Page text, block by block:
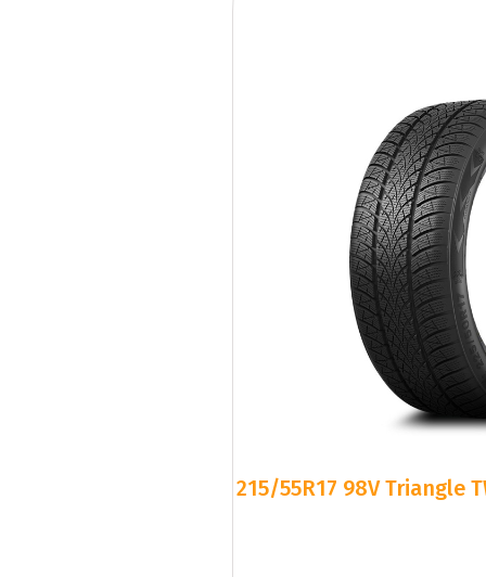
215/55R17 98V Triangle